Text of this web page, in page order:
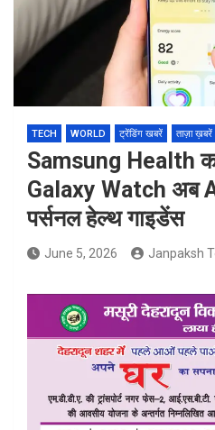
TECH WORLD ट्रेंडिंग खबरें ताज़ा ख़बरें
Samsung Health
Galaxy Watch अब
पर्सनल हेल्थ गाइडेंस
June 5, 2026 Janpaksh